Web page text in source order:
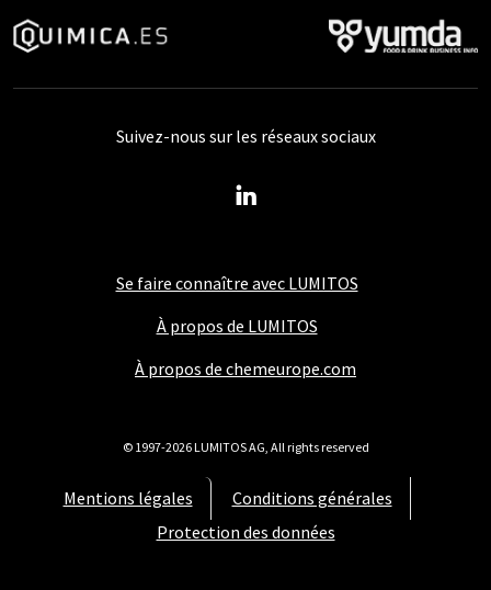
Se faire connaître avec LUMITOS
À propos de LUMITOS
À propos de chemeurope.com
Mentions légales
Conditions générales
Protection des données
Suivez-nous sur les réseaux sociaux
© 1997-2026 LUMITOS AG, All rights reserved